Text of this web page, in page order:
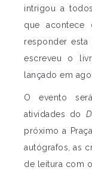
intrigou a
que acontece
responder esta
escreveu o
lançado em
O evento
atividades do
próximo a
autógrafos, as
de leitura com